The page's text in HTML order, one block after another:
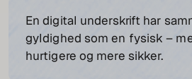
En digital underskrift har
gyldighed som en fysisk –
hurtigere og mere sikker.